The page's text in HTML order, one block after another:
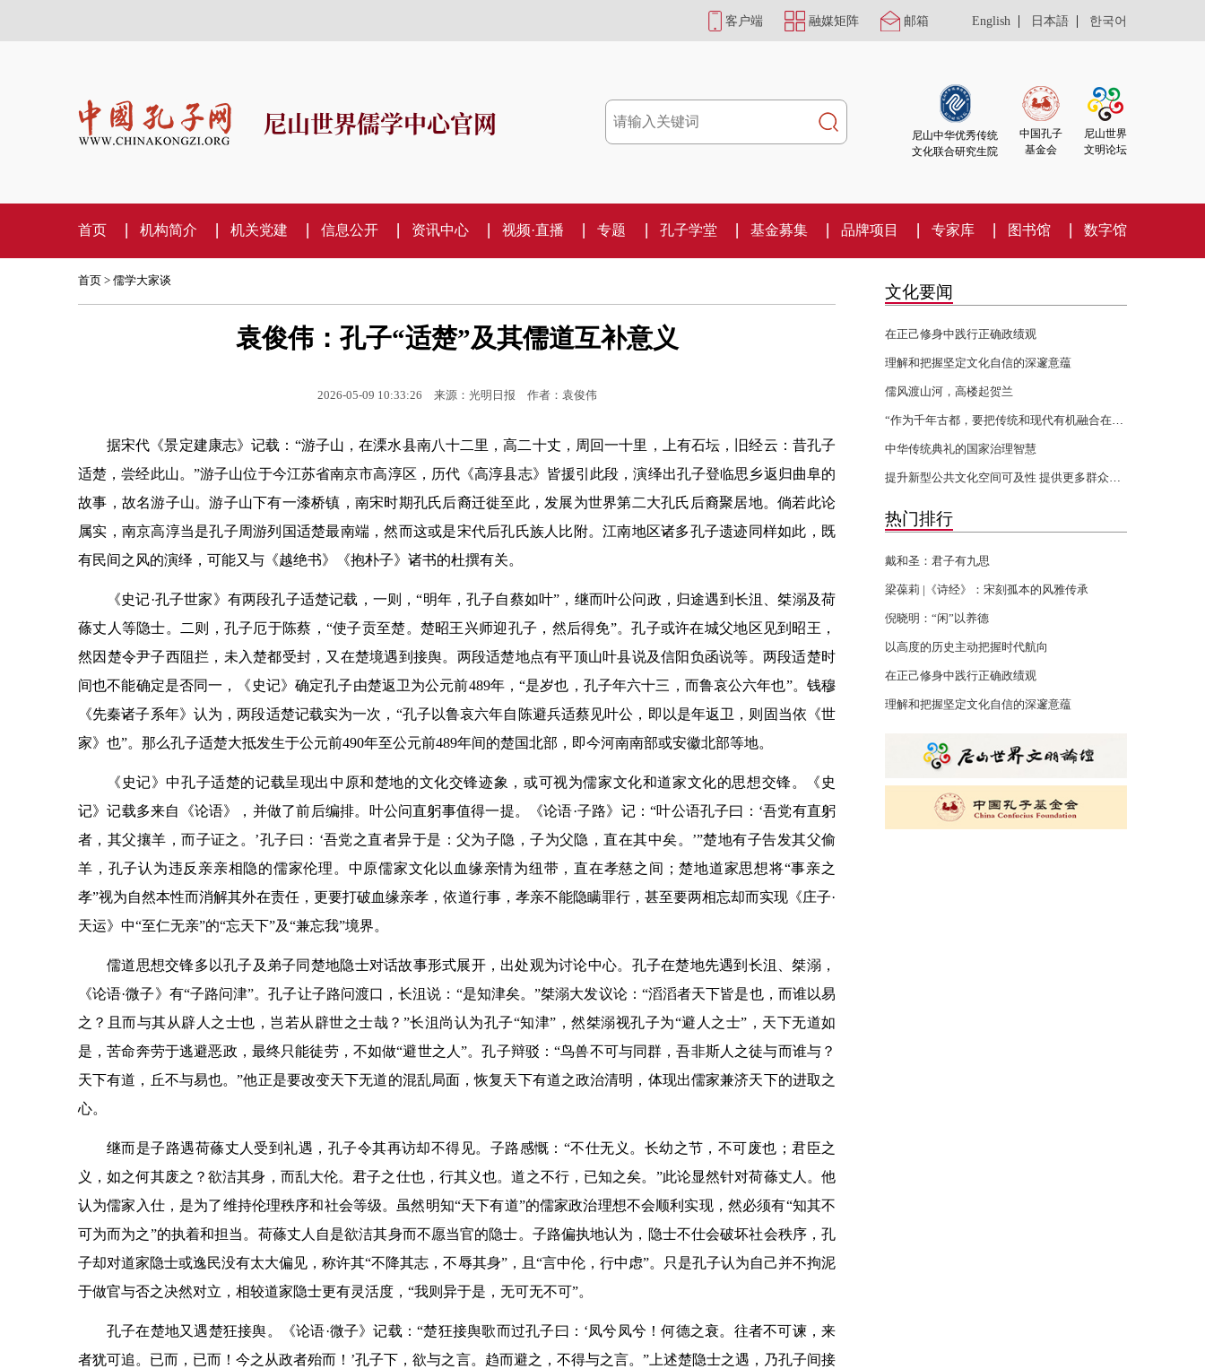
客户端 融媒矩阵 邮箱 English | 日本語 | 한국어
尼山世界儒学中心官网
尼山中华优秀传统
文化联合研究生院
中国孔子
基金会
尼山世界
文明论坛
首页 机构简介 机关党建 信息公开 资讯中心 视频·直播 专题 孔子学堂 基金募集 品牌项目 专家库 图书馆 数字馆
首页 > 儒学大家谈
袁俊伟：孔子“适楚”及其儒道互补意义
2026-05-09 10:33:26 来源：光明日报 作者：袁俊伟
据宋代《景定建康志》记载：“游子山，在溧水县南八十二里，高二十丈，周回一十里，上有石坛，旧经云：昔孔子
适楚，尝经此山。”游子山位于今江苏省南京市高淳区，历代《高淳县志》皆援引此段，演绎出孔子登临思乡返归曲阜的
故事，故名游子山。游子山下有一漆桥镇，南宋时期孔氏后裔迁徙至此，发展为世界第二大孔氏后裔聚居地。倘若此论
属实，南京高淳当是孔子周游列国适楚最南端，然而这或是宋代后孔氏族人比附。江南地区诸多孔子遗迹同样如此，既
有民间之风的演绎，可能又与《越绝书》《抱朴子》诸书的杜撰有关。
《史记·孔子世家》有两段孔子适楚记载，一则，“明年，孔子自蔡如叶”，继而叶公问政，归途遇到长沮、桀溺及荷
蓧丈人等隐士。二则，孔子厄于陈蔡，“使子贡至楚。楚昭王兴师迎孔子，然后得免”。孔子或许在城父地区见到昭王，
然因楚令尹子西阻拦，未入楚都受封，又在楚境遇到接舆。两段适楚地点有平顶山叶县说及信阳负函说等。两段适楚时
间也不能确定是否同一，《史记》确定孔子由楚返卫为公元前489年，“是岁也，孔子年六十三，而鲁哀公六年也”。钱穆
《先秦诸子系年》认为，两段适楚记载实为一次，“孔子以鲁哀六年自陈避兵适蔡见叶公，即以是年返卫，则固当依《世
家》也”。那么孔子适楚大抵发生于公元前490年至公元前489年间的楚国北部，即今河南南部或安徽北部等地。
《史记》中孔子适楚的记载呈现出中原和楚地的文化交锋迹象，或可视为儒家文化和道家文化的思想交锋。《史
记》记载多来自《论语》，并做了前后编排。叶公问直躬事值得一提。《论语·子路》记：“叶公语孔子曰：‘吾党有直躬
者，其父攘羊，而子证之。’孔子曰：‘吾党之直者异于是：父为子隐，子为父隐，直在其中矣。’”楚地有子告发其父偷
羊，孔子认为违反亲亲相隐的儒家伦理。中原儒家文化以血缘亲情为纽带，直在孝慈之间；楚地道家思想将“事亲之
孝”视为自然本性而消解其外在责任，更要打破血缘亲孝，依道行事，孝亲不能隐瞒罪行，甚至要两相忘却而实现《庄子·
天运》中“至仁无亲”的“忘天下”及“兼忘我”境界。
儒道思想交锋多以孔子及弟子同楚地隐士对话故事形式展开，出处观为讨论中心。孔子在楚地先遇到长沮、桀溺，
《论语·微子》有“子路问津”。孔子让子路问渡口，长沮说：“是知津矣。”桀溺大发议论：“滔滔者天下皆是也，而谁以易
之？且而与其从辟人之士也，岂若从辟世之士哉？”长沮尚认为孔子“知津”，然桀溺视孔子为“避人之士”，天下无道如
是，苦命奔劳于逃避恶政，最终只能徒劳，不如做“避世之人”。孔子辩驳：“鸟兽不可与同群，吾非斯人之徒与而谁与？
天下有道，丘不与易也。”他正是要改变天下无道的混乱局面，恢复天下有道之政治清明，体现出儒家兼济天下的进取之
心。
继而是子路遇荷蓧丈人受到礼遇，孔子令其再访却不得见。子路感慨：“不仕无义。长幼之节，不可废也；君臣之
义，如之何其废之？欲洁其身，而乱大伦。君子之仕也，行其义也。道之不行，已知之矣。”此论显然针对荷蓧丈人。他
认为儒家入仕，是为了维持伦理秩序和社会等级。虽然明知“天下有道”的儒家政治理想不会顺利实现，然必须有“知其不
可为而为之”的执着和担当。荷蓧丈人自是欲洁其身而不愿当官的隐士。子路偏执地认为，隐士不仕会破坏社会秩序，孔
子却对道家隐士或逸民没有太大偏见，称许其“不降其志，不辱其身”，且“言中伦，行中虑”。只是孔子认为自己并不拘泥
于做官与否之决然对立，相较道家隐士更有灵活度，“我则异于是，无可无不可”。
孔子在楚地又遇楚狂接舆。《论语·微子》记载：“楚狂接舆歌而过孔子曰：‘凤兮凤兮！何德之衰。往者不可谏，来
者犹可追。已而，已而！今之从政者殆而！’孔子下，欲与之言。趋而避之，不得与之言。”上述楚隐士之遇，乃孔子间接
文化要闻
在正己修身中践行正确政绩观
理解和把握坚定文化自信的深邃意蕴
儒风渡山河，高楼起贺兰
中华传统典礼的国家治理智慧
热门排行
戴和圣：君子有九思
梁葆莉 |《诗经》：宋刻孤本的风雅传承
倪晓明：“闲”以养德
以高度的历史主动把握时代航向
在正己修身中践行正确政绩观
理解和把握坚定文化自信的深邃意蕴